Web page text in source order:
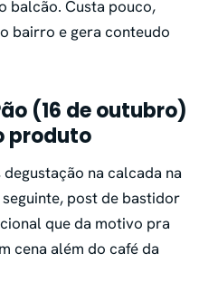
balcão. Custa pouco,
bairro e gera conteudo
(16 de outubro)
produto
na calcada na
post de bastidor
que da motivo pra
cena além do café da